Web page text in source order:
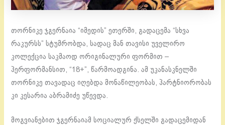
თორნიკე ჯგერნაია “იმედის” ეთერში, გადაცემა “სხვა
რაკურსს” სტუმრობდა, სადაც მან თავისი უველირო
კოლექცია საკმაოდ ორიგინალური ფორმით –
პერფორმანსით, “18+”, წარმოადგინა. ამ უკანასკნელში
თორნიკე თავადაც იღებდა მონაწილეობას, პარტნიორობას
კი კესარია აბრამიძე უწევდა.
მოგვიანებით ჯგერნაიამ სოციალურ ქსელში გადაცემიდან